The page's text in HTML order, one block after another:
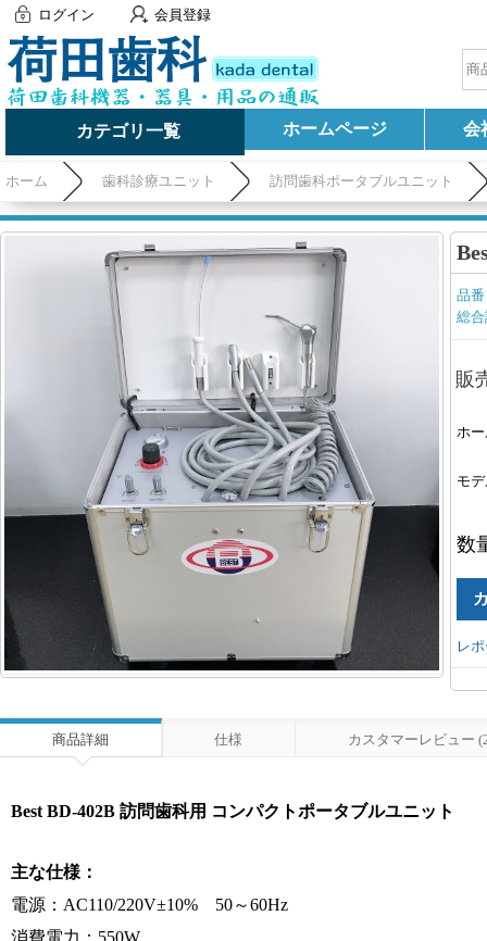
ログイン 会員登録
カテゴリ一覧 ホームページ 会
ホーム 歯科診療ユニット 訪問歯科ポータブルユニット
品
総
販
ホ
モ
数
レ
商品詳細 仕様 カスタマーレビュー
Best BD-402B 訪問歯科用 コンパクトポータブルユニット
主な仕様：
電源：AC110/220V±10% 50～60Hz
消費電力：550W